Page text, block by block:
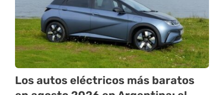
Los autos eléctricos más baratos